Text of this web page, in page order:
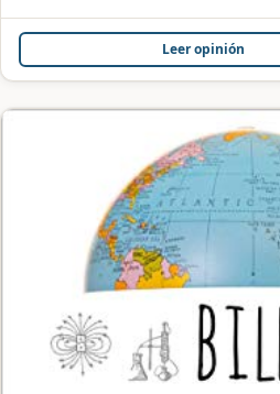
Leer opinión